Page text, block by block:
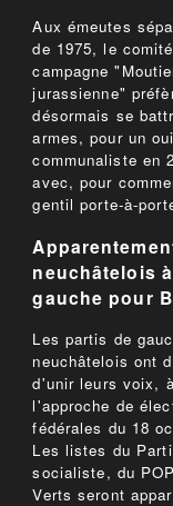
Aux émeutes
de 1975, le
campagne
jurassienne"
désormais se
armes, pour un oui
communaliste en
avec, pour
gentil porte-à-
neuchâtelois à
gauche pour
Les partis de
neuchâtelois ont
d'unir leurs voix, à
l'approche de
fédérales du 18
Les listes du Parti
socialiste, du
Verts seront